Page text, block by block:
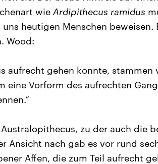
wie Ardipithecus ramidus
heutigen Menschen beweisen.
Wood:
aufrecht gehen konnte, stammen
eine Vorform des aufrechten
zu der auch die
Ansicht nach gab es vor rund
Affen, die zum Teil aufrecht